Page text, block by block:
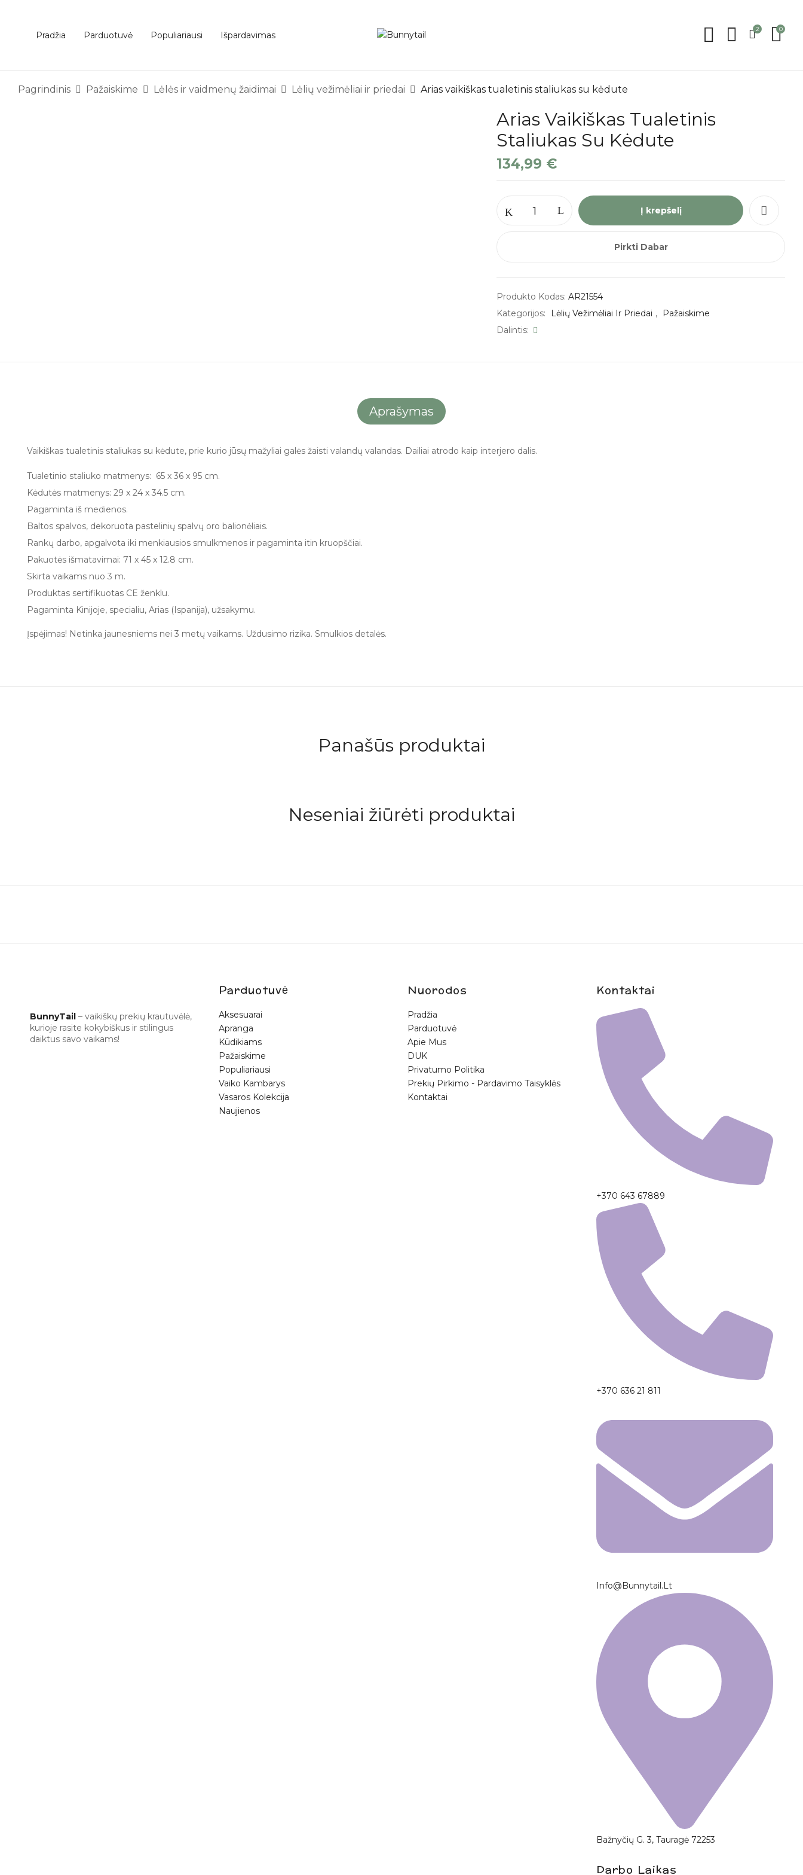
Pradžia Parduotuvė Populiariausi Išpardavimas
2 0
Pagrindinis Pažaiskime Lėlės ir vaidmenų žaidimai Lėlių vežimėliai ir priedai Arias vaikiškas tualetinis staliukas su kėdute
Arias Vaikiškas Tualetinis
Staliukas Su Kėdute
134,99 €
Į krepšelį
Pirkti Dabar
Produkto Kodas:AR21554
Kategorijos:
Lėlių Vežimėliai Ir Priedai ,
Pažaiskime
Dalintis:
Aprašymas
Vaikiškas tualetinis staliukas su kėdute, prie kurio jūsų mažyliai galės žaisti valandų valandas. Dailiai atrodo kaip interjero dalis.
Tualetinio staliuko matmenys: 65 x 36 x 95 cm.
Kėdutės matmenys: 29 x 24 x 34.5 cm.
Pagaminta iš medienos.
Baltos spalvos, dekoruota pastelinių spalvų oro balionėliais.
Rankų darbo, apgalvota iki menkiausios smulkmenos ir pagaminta itin kruopščiai.
Pakuotės išmatavimai: 71 x 45 x 12.8 cm.
Skirta vaikams nuo 3 m.
Produktas sertifikuotas CE ženklu.
Pagaminta Kinijoje, specialiu, Arias (Ispanija), užsakymu.
Įspėjimas! Netinka jaunesniems nei 3 metų vaikams. Uždusimo rizika. Smulkios detalės.
Panašūs produktai
Neseniai žiūrėti produktai
BunnyTail – vaikiškų prekių krautuvėlė,
kurioje rasite kokybiškus ir stilingus
daiktus savo vaikams!
Parduotuvė
Aksesuarai
Apranga
Kūdikiams
Pažaiskime
Populiariausi
Vaiko Kambarys
Vasaros Kolekcija
Naujienos
Nuorodos
Pradžia
Parduotuvė
Apie Mus
DUK
Privatumo Politika
Prekių Pirkimo - Pardavimo Taisyklės
Kontaktai
Kontaktai
+370 643 67889
+370 636 21 811
Info@bunnytail.lt
Bažnyčių G. 3, Tauragė 72253
Darbo Laikas
Sutinku gauti naujienas ir pasiūlymus
Daugiau apie privatumo politiką rasite čia: www.bunnytail.lt/privatumo-politika
PRENUMERUOTI